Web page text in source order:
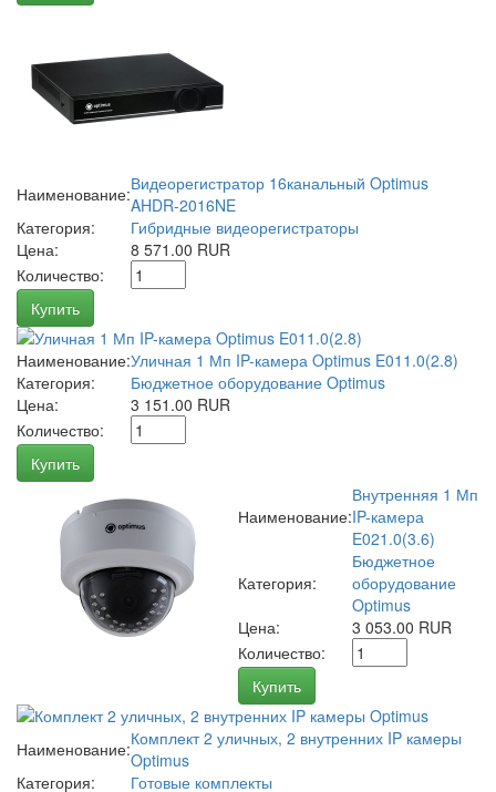
Наименование:Видеорегистратор 16канальный Optimus
AHDR-2016NE
Категория:
Гибридные видеорегистраторы
Цена:
8 571.00 RUR
Количество:
Купить
Наименование:Уличная 1 Мп IP-камера Optimus E011.0(2.8)
Категория:
Бюджетное оборудование Optimus
Цена:
3 151.00 RUR
Количество:
Купить
Наименование:
Внутренняя 1 Мп
IP-камера
E021.0(3.6)
Категория:
Бюджетное
оборудование
Optimus
Цена:
3 053.00 RUR
Количество:
Купить
Наименование:Комплект 2 уличных, 2 внутренних IP камеры
Optimus
Категория:
Готовые комплекты